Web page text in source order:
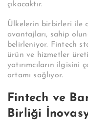
çıkacaktır.
Ülkelerin birbirleri ile
avantajları, sahip
belirleniyor. Fintech
ürün ve hizmetler
yatırımcıların ilgisini
ortamı sağlıyor.
Fintech ve
Birliği